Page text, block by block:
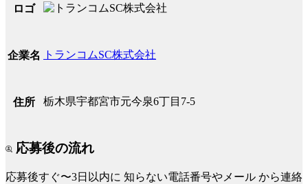
ロゴ
企業名 トランコムSC株式会社
住所 栃木県宇都宮市元今泉6丁目7-5
応募後の流れ
応募後すぐ〜3日以内に 知らない電話番号やメール から連絡